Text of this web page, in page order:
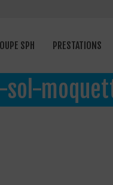
SPH PRESTATIONS